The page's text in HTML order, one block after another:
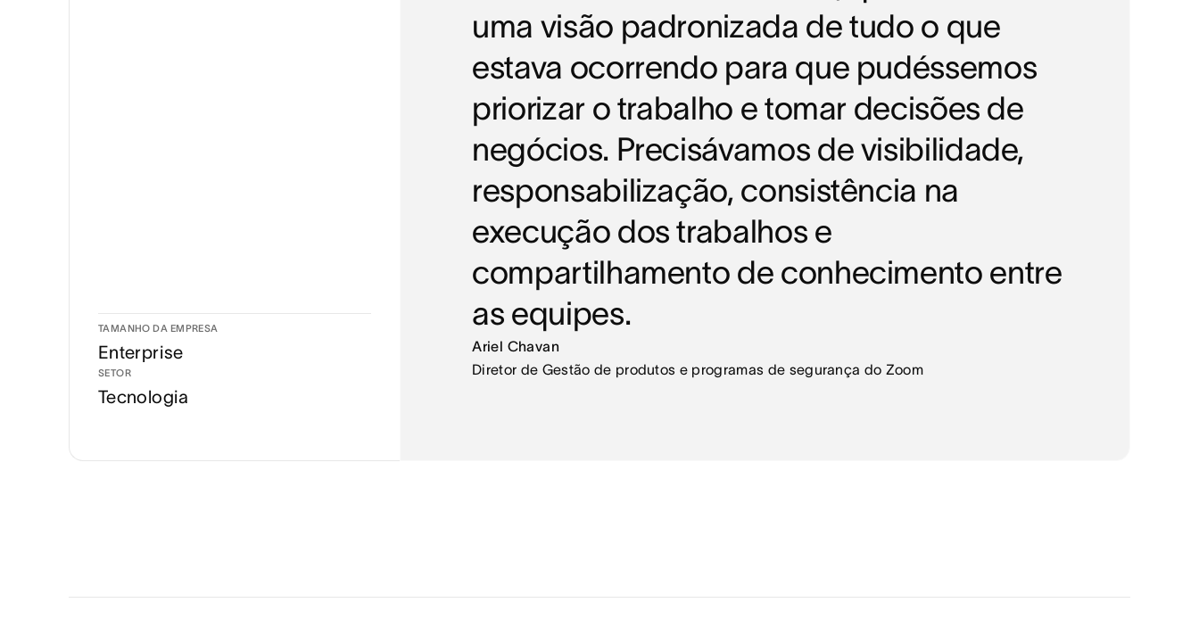
TAMANHO DA EMPRESA
Enterprise
SETOR
Tecnologia
uma visão padronizada de tudo o que
estava ocorrendo para que pudéssemos
priorizar o trabalho e tomar decisões de
negócios. Precisávamos de visibilidade,
responsabilização, consistência na
execução dos trabalhos e
compartilhamento de conhecimento entre
as equipes.
Ariel Chavan
Diretor de Gestão de produtos e programas de segurança do Zoom